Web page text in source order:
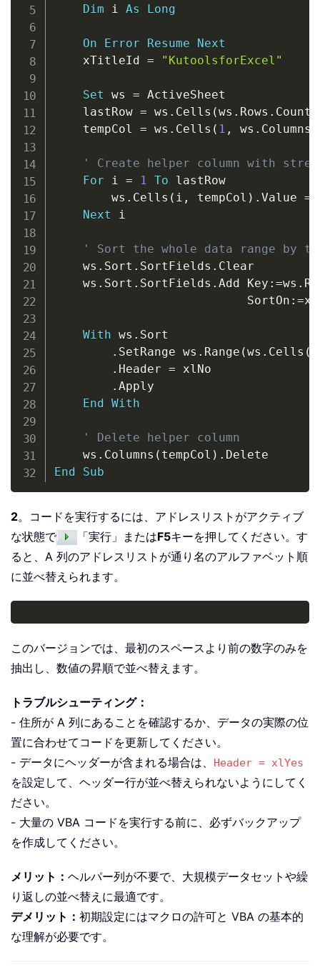
Dim i As Long
On Error Resume
Next
    xTitleId
= "KutoolsforExcel"
Set ws = ActiveSheet
    lastRow
= ws . Cells (ws . Rows . Count
    tempCol
= ws . Cells ( 1 , ws . Columns
' Create helper column with
For i = 1 To lastRow
        ws
. Cells ( i , tempCol ) . Value =
Next i
' Sort the whole data range by
    ws
. Sort . SortFields . Clear
    ws
. Sort . SortFields . Add Key : =ws .
                           SortOn
: =
With ws . Sort
. SetRange ws . Range (ws . Cells (
. Header = xlNo
. Apply
End With
' Delete helper column
    ws
. Columns ( tempCol ) .
End
Sub
2。コードを実行するには、アドレスリストがアクティブ
な状態で
「実行」またはF5キーを押してください。す
ると、A 列のアドレスリストが通り名のアルファベット順
に並べ替えられます。
このバージョンでは、最初のスペースより前の数字のみを
抽出し、数値の昇順で並べ替えます。
トラブルシューティング：
- 住所が A 列にあることを確認するか、データの実際の位
置に合わせてコードを更新してください。
- データにヘッダーが含まれる場合は、
Header = xlYes
を設定して、ヘッダー行が並べ替えられないようにしてく
ださい。
- 大量の VBA コードを実行する前に、必ずバックアップ
を作成してください。
メリット： ヘルパー列が不要で、大規模データセットや繰
り返しの並べ替えに最適です。
デメリット： 初期設定にはマクロの許可と VBA の基本的
な理解が必要です。